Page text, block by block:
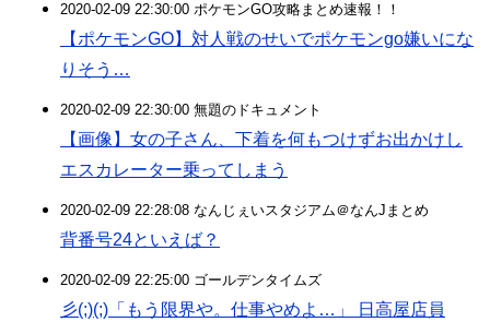
2020-02-09 22:30:00 ポケモンGO攻略まとめ速報！！
【ポケモンGO】対人戦のせいでポケモンgo嫌いにな
りそう…
2020-02-09 22:30:00 無題のドキュメント
【画像】女の子さん、下着を何もつけずお出かけし
エスカレーター乗ってしまう
2020-02-09 22:28:08 なんじぇいスタジアム＠なんJまとめ
背番号24といえば？
2020-02-09 22:25:00 ゴールデンタイムズ
彡(;)(;)「もう限界や。仕事やめよ…」 日高屋店員